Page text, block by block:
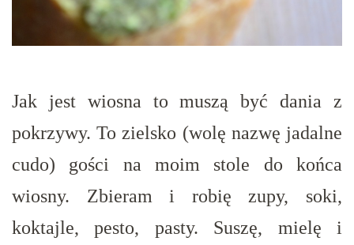
Jak jest wiosna to muszą być dania z
pokrzywy. To zielsko (wolę nazwę jadalne
cudo) gości na moim stole do końca
wiosny. Zbieram i robię zupy, soki,
koktajle, pesto, pasty. Suszę, mielę i